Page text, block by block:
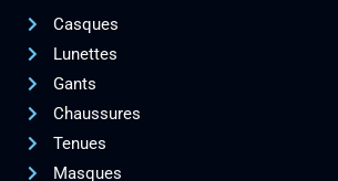
Casques
Lunettes
Gants
Chaussures
Tenues
Masques